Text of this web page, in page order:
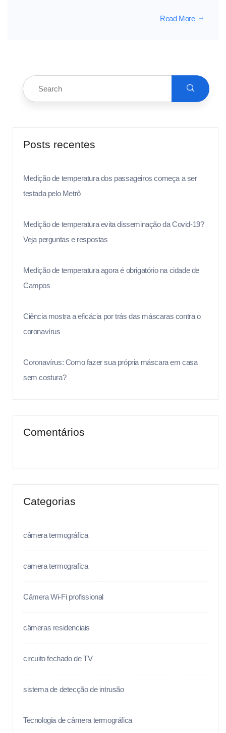
Read More
Posts recentes
Medição de temperatura dos passageiros começa a ser
testada pelo Metrô
Medição de temperatura evita disseminação da Covid-19?
Veja perguntas e respostas
Medição de temperatura agora é obrigatório na cidade de
Campos
Ciência mostra a eficácia por trás das máscaras contra o
coronavírus
Coronavírus: Como fazer sua própria máscara em casa
sem costura?
Comentários
Categorias
câmera termográfica
camera termografica
Câmera Wi-Fi profissional
câmeras residenciais
circuito fechado de TV
sistema de detecção de intrusão
Tecnologia de câmera termográfica